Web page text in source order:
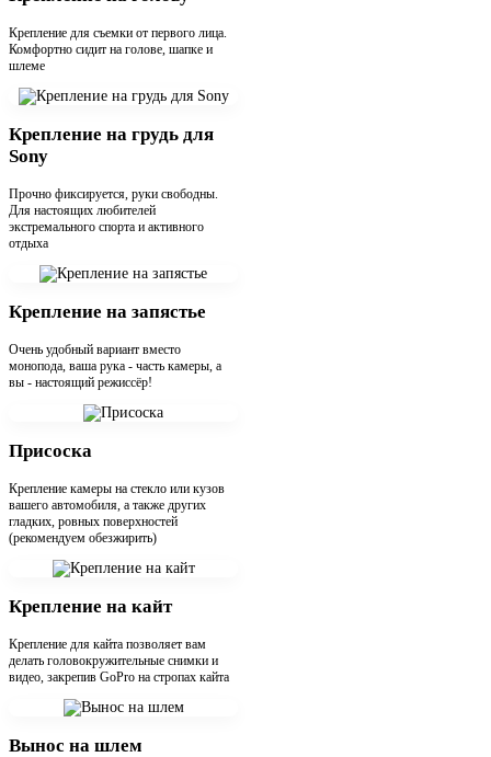
Крепление для съемки от первого лица.
Комфортно сидит на голове, шапке и
шлеме
Крепление на грудь для
Sony
Прочно фиксируется, руки свободны.
Для настоящих любителей
экстремального спорта и активного
отдыха
Крепление на запястье
Очень удобный вариант вместо
монопода, ваша рука - часть камеры, а
вы - настоящий режиссёр!
Присоска
Крепление камеры на стекло или кузов
вашего автомобиля, а также других
гладких, ровных поверхностей
(рекомендуем обезжирить)
Крепление на кайт
Крепление для кайта позволяет вам
делать головокружительные снимки и
видео, закрепив GoPro на стропах кайта
Вынос на шлем